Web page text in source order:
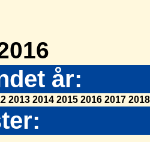
år:
2013 2014 2015 2016 2017 2018